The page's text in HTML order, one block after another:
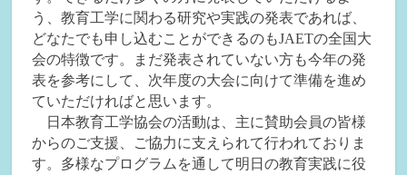
う、教育工学に関わる研究や実践の発表であれば、
どなたでも申し込むことができるのもJAETの全国大
会の特徴です。まだ発表されていない方も今年の発
表を参考にして、次年度の大会に向けて準備を進め
ていただければと思います。
日本教育工学協会の活動は、主に賛助会員の皆様
からのご支援、ご協力に支えられて行われておりま
す。多様なプログラムを通して明日の教育実践に役